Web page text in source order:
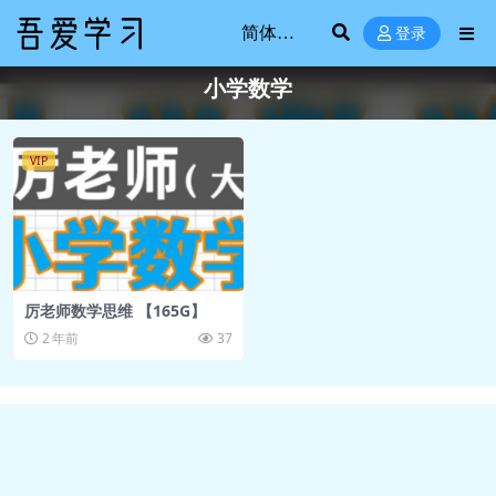
登录
小学数学
VIP
厉老师数学思维 【165G】
2 年前 37